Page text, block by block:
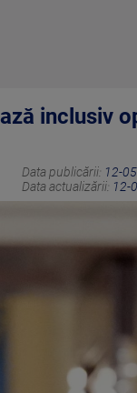
inclusiv
Data publicării: 12-
Data actualizării: 12-